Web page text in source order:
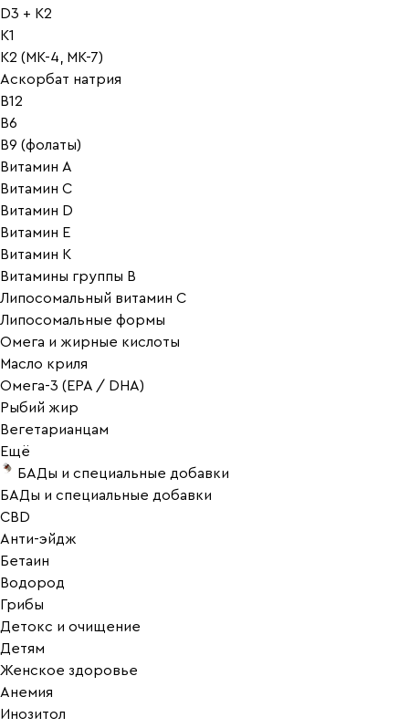
D3 + K2
K1
K2 (MK-4, MK-7)
Аскорбат натрия
В12
В6
В9 (фолаты)
Витамин A
Витамин C
Витамин D
Витамин E
Витамин K
Витамины группы B
Липосомальный витамин C
Липосомальные формы
Омега и жирные кислоты
Масло криля
Омега-3 (EPA / DHA)
Рыбий жир
Вегетарианцам
Ещё
БАДы и специальные добавки
БАДы и специальные добавки
CBD
Анти-эйдж
Бетаин
Водород
Грибы
Детокс и очищение
Детям
Женское здоровье
Анемия
Инозитол